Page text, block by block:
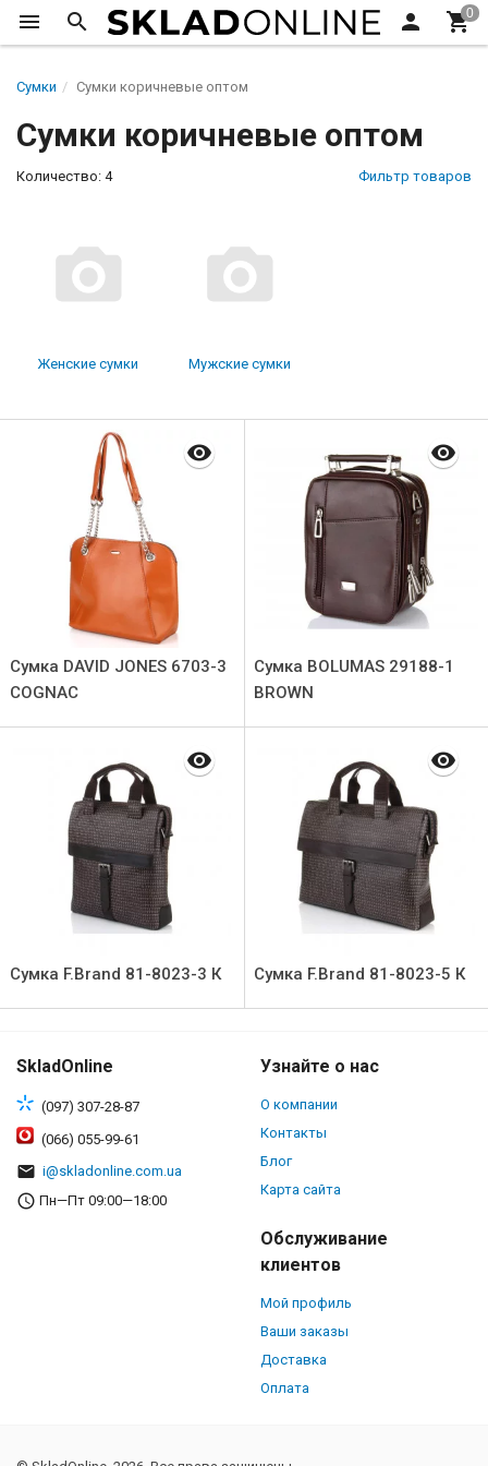
Сумки Сумки коричневые оптом
Сумки коричневые оптом
Количество: 4 Фильтр товаров
Женские сумки Мужские сумки
Сумка DAVID JONES 6703-3
COGNAC
Сумка BOLUMAS 29188-1
BROWN
Сумка F.Brand 81-8023-3 К Сумка F.Brand 81-8023-5 К
SkladOnline
(097) 307-28-87
(066) 055-99-61
i@skladonline.com.ua
Пн—Пт 09:00—18:00
Узнайте о нас
О компании
Контакты
Блог
Карта сайта
Обслуживание
клиентов
Мой профиль
Ваши заказы
Доставка
Оплата